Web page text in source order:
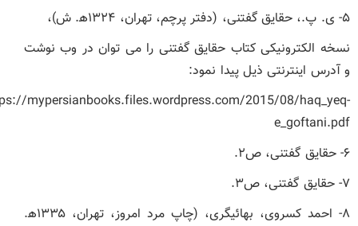
۵- ی. پ.، حقایق گفتنی، (دفتر پرچم، تهران، ۱۳۲۴ھ. ش)،
نسخه الکترونیکی کتاب حقایق گفتنی را می توان در وب نوشت
و آدرس اینترنتی ذیل پیدا نمود:
mypersianbooks.files.wordpress.com/2015/08/haq_yeq-
e_goftani.pdf
۶- حقایق گفتنی، ص۲.
۷- حقایق گفتنی، ص۳.
۸- احمد کسروی، بهائیگری، (چاپ مرد امروز، تهران، ۱۳۳۵ھ.